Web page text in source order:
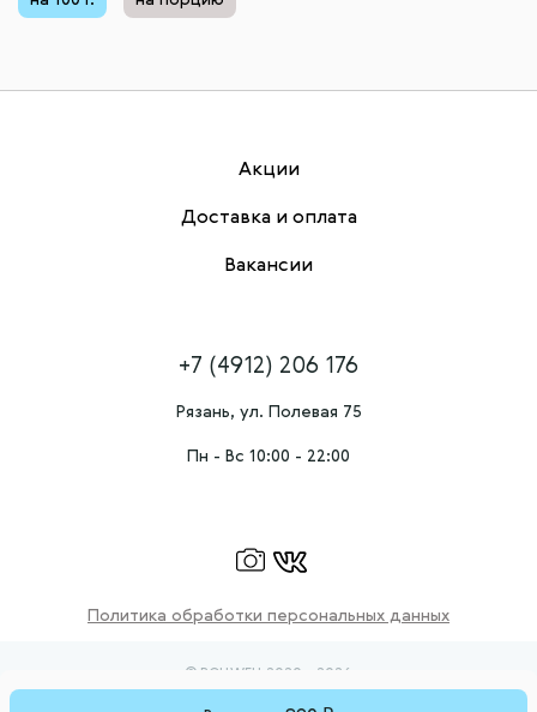
Акции
Доставка и оплата
Вакансии
+7 (4912) 206 176
Рязань, ул. Полевая 75
Пн - Вс 10:00 - 22:00
Политика обработки персональных данных
© ROLLWELL 2020 - 2026